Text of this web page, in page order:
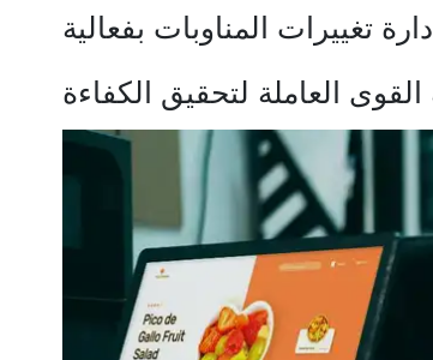
تغييرات المناوبات بفعالية
العاملة لتحقيق الكفاءة